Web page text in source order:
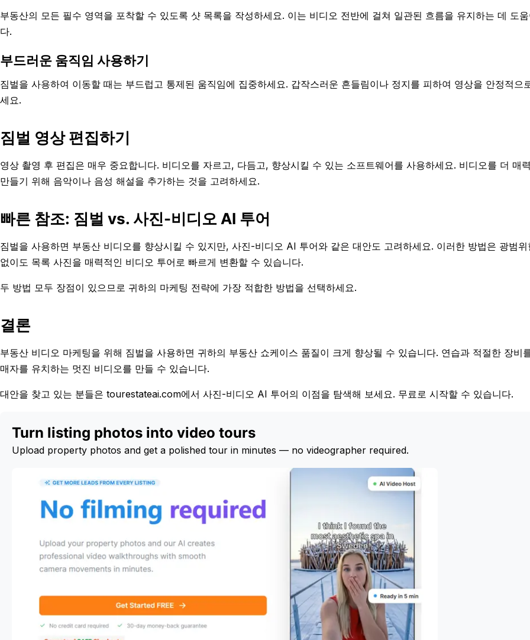
부동산의 모든 필수 영역을 포착할 수 있도록 샷 목록을 작성하세요. 이는 비디오 전반에 걸쳐 일관된 흐름을 유지하는 데 도
다.
부드러운 움직임 사용하기
짐벌을 사용하여 이동할 때는 부드럽고 통제된 움직임에 집중하세요. 갑작스러운 흔들림이나 정지를 피하여 영상을 안정적으
세요.
짐벌 영상 편집하기
영상 촬영 후 편집은 매우 중요합니다. 비디오를 자르고, 다듬고, 향상시킬 수 있는 소프트웨어를 사용하세요. 비디오를 더 매
만들기 위해 음악이나 음성 해설을 추가하는 것을 고려하세요.
빠른 참조: 짐벌 vs. 사진-비디오 AI 투어
짐벌을 사용하면 부동산 비디오를 향상시킬 수 있지만, 사진-비디오 AI 투어와 같은 대안도 고려하세요. 이러한 방법은 광범위
없이도 목록 사진을 매력적인 비디오 투어로 빠르게 변환할 수 있습니다.
두 방법 모두 장점이 있으므로 귀하의 마케팅 전략에 가장 적합한 방법을 선택하세요.
결론
부동산 비디오 마케팅을 위해 짐벌을 사용하면 귀하의 부동산 쇼케이스 품질이 크게 향상될 수 있습니다. 연습과 적절한 장비
매자를 유치하는 멋진 비디오를 만들 수 있습니다.
대안을 찾고 있는 분들은 tourestateai.com에서 사진-비디오 AI 투어의 이점을 탐색해 보세요. 무료로 시작할 수 있습니다.
Turn listing photos into video tours
Upload property photos and get a polished tour in minutes — no videographer required.